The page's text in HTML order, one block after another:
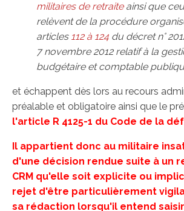
militaires de retraite ainsi que
relèvent de la procédure
articles 112 à 124 du décret n°
7 novembre 2012 relatif à la
budgétaire et comptable
et échappent dès lors au recours
préalable et obligatoire ainsi que le
l'article R 4125-1 du Code de la
Il appartient donc au militaire
d'une décision rendue suite à un
CRM qu'elle soit explicite ou
rejet d'être particulièrement
sa rédaction lorsqu'il entend